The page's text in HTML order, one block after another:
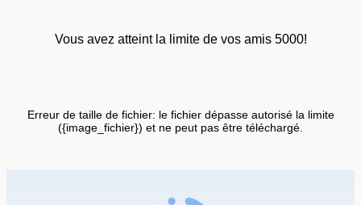
Vous avez atteint la limite de vos amis 5000!
Erreur de taille de fichier: le fichier dépasse autorisé la limite
({image_fichier}) et ne peut pas être téléchargé.